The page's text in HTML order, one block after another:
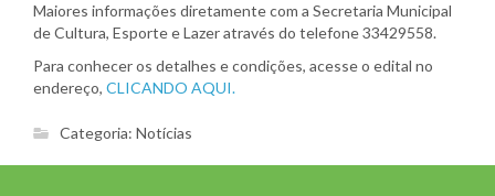
Maiores informações diretamente com a Secretaria Municipal
de Cultura, Esporte e Lazer através do telefone 33429558.
Para conhecer os detalhes e condições, acesse o edital no
endereço, CLICANDO AQUI.
Categoria: Notícias